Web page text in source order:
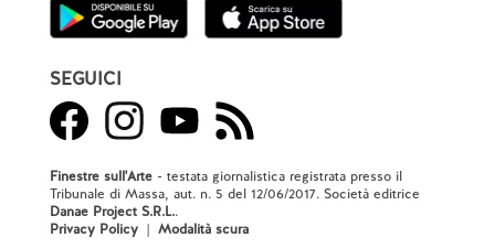
SEGUICI
Finestre sull'Arte- testata giornalistica registrata presso il
Tribunale di Massa, aut. n. 5 del 12/06/2017. Società editrice
Danae Project S.R.L..
Privacy Policy| Modalità scura